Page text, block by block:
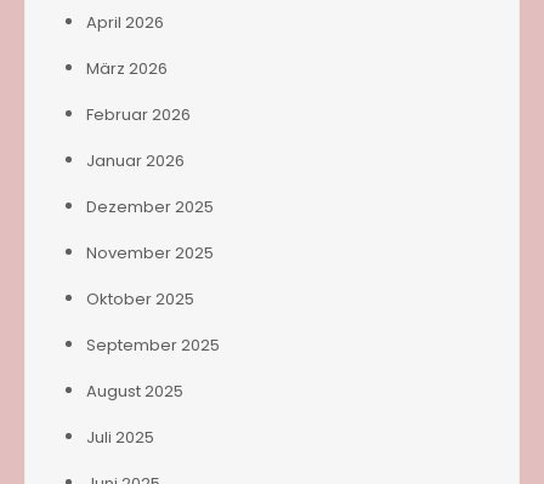
April 2026
März 2026
Februar 2026
Januar 2026
Dezember 2025
November 2025
Oktober 2025
September 2025
August 2025
Juli 2025